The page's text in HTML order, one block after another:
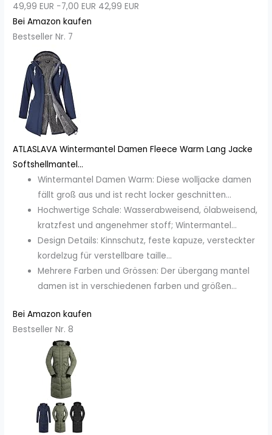
49,99 EUR −7,00 EUR 42,99 EUR
Bei Amazon kaufen
Bestseller Nr. 7
ATLASLAVA Wintermantel Damen Fleece Warm Lang Jacke
Softshellmantel...
Wintermantel Damen Warm: Diese wolljacke damen
fällt groß aus und ist recht locker geschnitten...
Hochwertige Schale: Wasserabweisend, ölabweisend,
kratzfest und angenehmer stoff; Wintermantel...
Design Details: Kinnschutz, feste kapuze, versteckter
kordelzug für verstellbare taille...
Mehrere Farben und Grössen: Der übergang mantel
damen ist in verschiedenen farben und größen...
Bei Amazon kaufen
Bestseller Nr. 8